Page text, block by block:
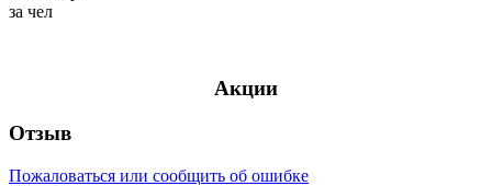
за чел
Акции
Отзыв
Пожаловаться или сообщить об ошибке